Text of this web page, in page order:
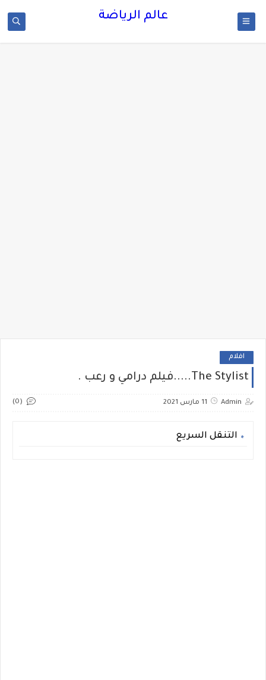
عالم الرياضة
افلام
The Stylist.....فيلم درامي و رعب .
Admin 11 مارس 2021 (0)
التنقل السريع